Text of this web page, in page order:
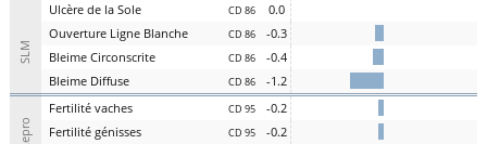
SLM
Ulcère de la Sole CD 86
0.0
Ouverture Ligne Blanche CD 86
-0.3
Bleime Circonscrite CD 86
-0.4
Bleime Diffuse CD 86 -1.2
Repro
Fertilité vaches CD 95
-0.2
Fertilité génisses CD 95 -0.2